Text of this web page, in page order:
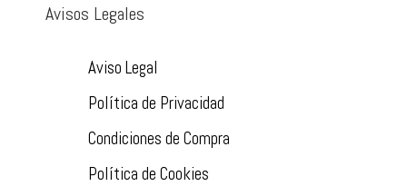
Avisos Legales
Aviso Legal
Política de Privacidad
Condiciones de Compra
Política de Cookies